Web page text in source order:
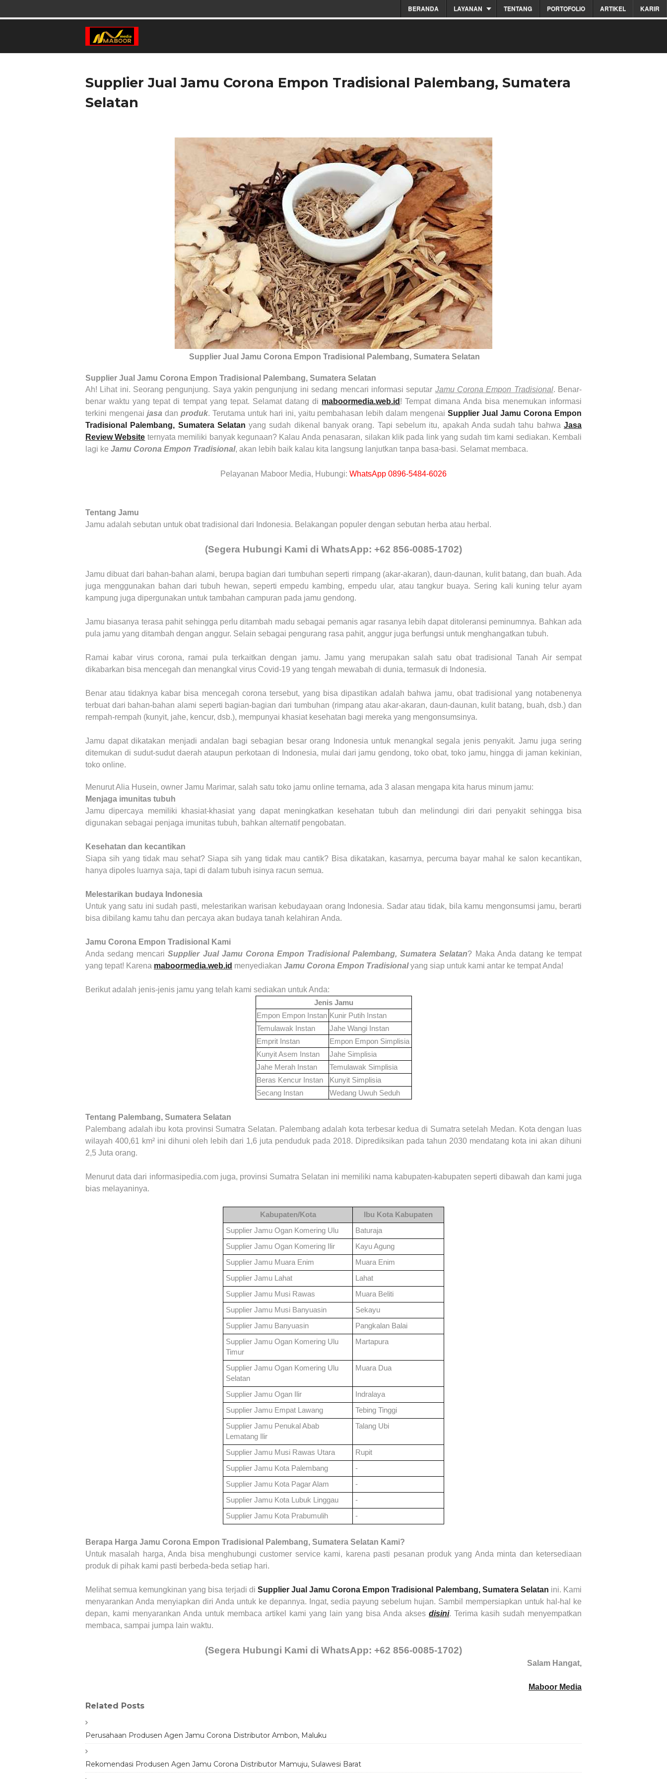
KARIR
ARTIKEL
PORTOFOLIO
TENTANG
LAYANAN
BERANDA
Supplier Jual Jamu Corona Empon Tradisional Palembang, Sumatera
Selatan
Supplier Jual Jamu Corona Empon Tradisional Palembang, Sumatera Selatan
Supplier Jual Jamu Corona Empon Tradisional
Palembang, Sumatera Selatan
Ah! Lihat ini. Seorang pengunjung. Saya yakin pengunjung ini sedang mencari informasi seputar Jamu Corona Empon Tradisional. Benar-
benar waktu yang tepat di tempat yang tepat. Selamat datang di maboormedia.web.id ! Tempat dimana Anda bisa menemukan informasi
terkini mengenai jasa dan produk. Terutama untuk hari ini, yaitu pembahasan lebih dalam mengenaiSupplier Jual Jamu Corona Empon
Tradisional
Palembang, Sumatera Selatan yang sudah dikenal banyak orang. Tapi sebelum itu, apakah Anda sudah tahu bahwaJasa
Review Website ternyata memiliki banyak kegunaan? Kalau Anda penasaran, silakan klik pada link yang sudah tim kami sediakan. Kembali
lagi ke Jamu Corona Empon Tradisional, akan lebih baik kalau kita langsung lanjutkan tanpa basa-basi. Selamat membaca.
Pelayanan Maboor Media, Hubungi: WhatsApp 0896-5484-6026
Tentang Jamu
Jamu adalah sebutan untuk obat tradisional dari Indonesia. Belakangan populer dengan sebutan herba atau herbal.
(Segera Hubungi Kami di WhatsApp: +62 856-0085-1702)
Jamu dibuat dari bahan-bahan alami, berupa bagian dari tumbuhan seperti rimpang (akar-akaran), daun-daunan, kulit batang, dan buah. Ada
juga menggunakan bahan dari tubuh hewan, seperti empedu kambing, empedu ular, atau tangkur buaya. Sering kali kuning telur ayam
kampung juga dipergunakan untuk tambahan campuran pada jamu gendong.
Jamu biasanya terasa pahit sehingga perlu ditambah madu sebagai pemanis agar rasanya lebih dapat ditoleransi peminumnya. Bahkan ada
pula jamu yang ditambah dengan anggur. Selain sebagai pengurang rasa pahit, anggur juga berfungsi untuk menghangatkan tubuh.
Ramai kabar virus corona, ramai pula terkaitkan dengan jamu. Jamu yang merupakan salah satu obat tradisional Tanah Air sempat
dikabarkan bisa mencegah dan menangkal virus Covid-19 yang tengah mewabah di dunia, termasuk di Indonesia.
Benar atau tidaknya kabar bisa mencegah corona tersebut, yang bisa dipastikan adalah bahwa jamu, obat tradisional yang notabenenya
terbuat dari bahan-bahan alami seperti bagian-bagian dari tumbuhan (rimpang atau akar-akaran, daun-daunan, kulit batang, buah, dsb.) dan
rempah-rempah (kunyit, jahe, kencur, dsb.), mempunyai khasiat kesehatan bagi mereka yang mengonsumsinya.
Jamu dapat dikatakan menjadi andalan bagi sebagian besar orang Indonesia untuk menangkal segala jenis penyakit. Jamu juga sering
ditemukan di sudut-sudut daerah ataupun perkotaan di Indonesia, mulai dari jamu gendong, toko obat, toko jamu, hingga di jaman kekinian,
toko online.
Menurut Alia Husein, owner Jamu Marimar, salah satu toko jamu online ternama, ada 3 alasan mengapa kita harus minum jamu:
Menjaga imunitas tubuh
Jamu dipercaya memiliki khasiat-khasiat yang dapat meningkatkan kesehatan tubuh dan melindungi diri dari penyakit sehingga bisa
digunakan sebagai penjaga imunitas tubuh, bahkan alternatif pengobatan.
Kesehatan dan kecantikan
Siapa sih yang tidak mau sehat? Siapa sih yang tidak mau cantik? Bisa dikatakan, kasarnya, percuma bayar mahal ke salon kecantikan,
hanya dipoles luarnya saja, tapi di dalam tubuh isinya racun semua.
Melestarikan budaya Indonesia
Untuk yang satu ini sudah pasti, melestarikan warisan kebudayaan orang Indonesia. Sadar atau tidak, bila kamu mengonsumsi jamu, berarti
bisa dibilang kamu tahu dan percaya akan budaya tanah kelahiran Anda.
Jamu Corona Empon Tradisional
Kami
Anda sedang mencariSupplier Jual Jamu Corona Empon TradisionalPalembang, Sumatera Selatan? Maka Anda datang ke tempat
yang tepat! Karena maboormedia.web.id menyediakan Jamu Corona Empon Tradisionalyang siap untuk kami antar ke tempat Anda!
Berikut adalah jenis-jenis jamu yang telah kami sediakan untuk Anda:
Jenis Jamu
Empon Empon Instan Kunir Putih Instan
Temulawak Instan
Jahe Wangi Instan
Emprit Instan
Empon Empon Simplisia
Kunyit Asem Instan
Jahe Simplisia
Jahe Merah Instan
Temulawak Simplisia
Beras Kencur Instan
Kunyit Simplisia
Secang Instan
Wedang Uwuh Seduh
Tentang Palembang, Sumatera Selatan
Palembang adalah ibu kota provinsi Sumatra Selatan. Palembang adalah kota terbesar kedua di Sumatra setelah Medan. Kota dengan luas
wilayah 400,61 km² ini dihuni oleh lebih dari 1,6 juta penduduk pada 2018. Diprediksikan pada tahun 2030 mendatang kota ini akan dihuni
2,5 Juta orang.
Menurut data dari informasipedia.com juga, provinsi Sumatra Selatan ini memiliki nama kabupaten-kabupaten seperti dibawah dan kami juga
bias melayaninya.
Kabupaten/Kota
Ibu Kota Kabupaten
Supplier Jamu Ogan Komering Ulu
Baturaja
Supplier Jamu Ogan Komering Ilir
Kayu Agung
Supplier Jamu Muara Enim
Muara Enim
Supplier Jamu
Lahat
Lahat
Supplier Jamu Musi Rawas
Muara Beliti
Supplier Jamu Musi Banyuasin
Sekayu
Supplier Jamu Banyuasin
Pangkalan Balai
Supplier Jamu Ogan Komering Ulu
Timur
Martapura
Supplier Jamu Ogan Komering Ulu
Selatan
Muara Dua
Supplier Jamu Ogan Ilir
Indralaya
Supplier Jamu Empat Lawang
Tebing Tinggi
Supplier Jamu Penukal Abab
Lematang Ilir
Talang Ubi
Supplier Jamu Musi Rawas Utara
Rupit
Supplier Jamu Kota Palembang
-
Supplier Jamu Kota Pagar Alam
-
Supplier Jamu Kota Lubuk Linggau
-
Supplier Jamu Kota Prabumulih -
Berapa Harga Jamu Corona Empon Tradisional Palembang, Sumatera Selatan Kami?
Untuk masalah harga, Anda bisa menghubungi customer service kami, karena pasti pesanan produk yang Anda minta dan ketersediaan
produk di pihak kami pasti berbeda-beda setiap hari.
Melihat semua kemungkinan yang bisa terjadi di Supplier Jual Jamu Corona Empon Tradisional Palembang, Sumatera Selatan ini. Kami
menyarankan Anda menyiapkan diri Anda untuk ke depannya. Ingat, sedia payung sebelum hujan. Sambil mempersiapkan untuk hal-hal ke
depan, kami menyarankan Anda untuk membaca artikel kami yang lain yang bisa Anda akses disini. Terima kasih sudah menyempatkan
membaca, sampai jumpa lain waktu.
(Segera Hubungi Kami di WhatsApp: +62 856-0085-1702)
Salam Hangat,
Maboor Media
Related Posts
Perusahaan Produsen Agen Jamu Corona Distributor Ambon, Maluku
Rekomendasi Produsen Agen Jamu Corona Distributor Mamuju, Sulawesi Barat